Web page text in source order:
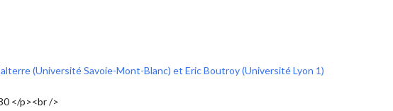
(Université Savoie-Mont-Blanc) et Eric Boutroy (Université Lyon 1)
</p><br />